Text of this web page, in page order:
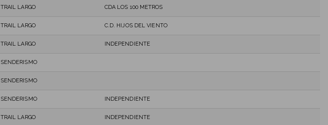
TRAIL LARGO CDA LOS 100 METROS
TRAIL LARGO C.D. HIJOS DEL VIENTO
TRAIL LARGO INDEPENDIENTE
SENDERISMO
SENDERISMO
SENDERISMO INDEPENDIENTE
TRAIL LARGO INDEPENDIENTE